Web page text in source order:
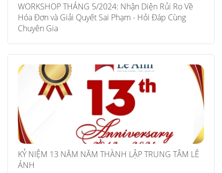
WORKSHOP THÁNG 5/2024: Nhận Diện Rủi Ro Về
Hóa Đơn và Giải Quyết Sai Phạm - Hỏi Đáp Cùng
Chuyên Gia
KỶ NIỆM 13 NĂM NĂM THÀNH LẬP TRUNG TÂM LÊ
ÁNH